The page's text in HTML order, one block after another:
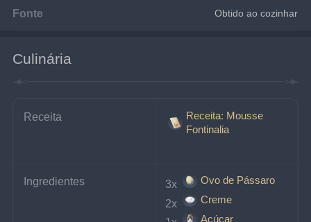
Fonte Obtido ao cozinhar
Culinária
Receita
Receita: Mousse
Fontinalia
Ingredientes 3x
Ovo de Pássaro
2x
Creme
Açúcar